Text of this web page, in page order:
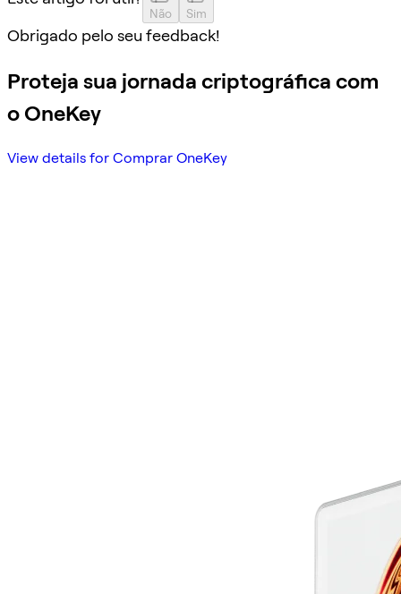
Não Sim
Obrigado pelo seu feedback!
Proteja sua jornada criptográfica com
o OneKey
View details for Comprar OneKey